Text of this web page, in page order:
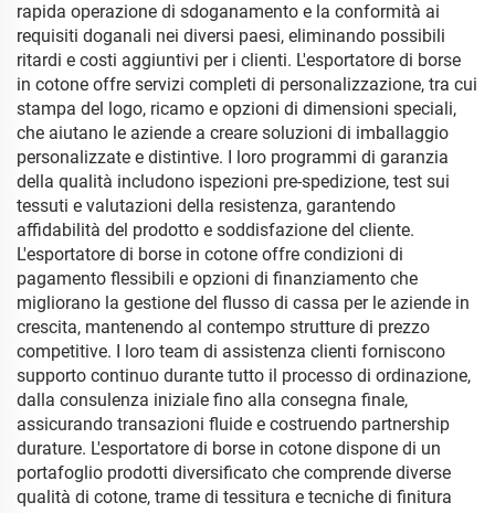
rapida operazione di sdoganamento e la conformità ai
requisiti doganali nei diversi paesi, eliminando possibili
ritardi e costi aggiuntivi per i clienti. L'esportatore di borse
in cotone offre servizi completi di personalizzazione, tra cui
stampa del logo, ricamo e opzioni di dimensioni speciali,
che aiutano le aziende a creare soluzioni di imballaggio
personalizzate e distintive. I loro programmi di garanzia
della qualità includono ispezioni pre-spedizione, test sui
tessuti e valutazioni della resistenza, garantendo
affidabilità del prodotto e soddisfazione del cliente.
L'esportatore di borse in cotone offre condizioni di
pagamento flessibili e opzioni di finanziamento che
migliorano la gestione del flusso di cassa per le aziende in
crescita, mantenendo al contempo strutture di prezzo
competitive. I loro team di assistenza clienti forniscono
supporto continuo durante tutto il processo di ordinazione,
dalla consulenza iniziale fino alla consegna finale,
assicurando transazioni fluide e costruendo partnership
durature. L'esportatore di borse in cotone dispone di un
portafoglio prodotti diversificato che comprende diverse
qualità di cotone, trame di tessitura e tecniche di finitura